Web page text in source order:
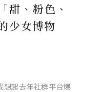
甜、粉色、
少女博物
想起去年社群平台爆